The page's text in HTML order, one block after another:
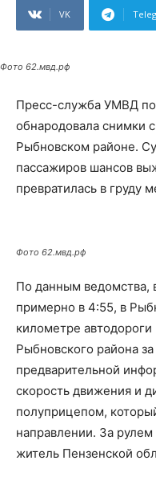
VK
Фото 62.мвд.рф
Пресс-служба УМВД по
обнародовала снимки
Рыбновском районе.
пассажиров шансов
превратилась в груду
Фото 62.мвд.рф
По данным ведомства,
примерно в 4:55, в
километре
Рыбновского района
предварительной
скорость движения и
полуприцепом,
направлении. За
житель Пензенской